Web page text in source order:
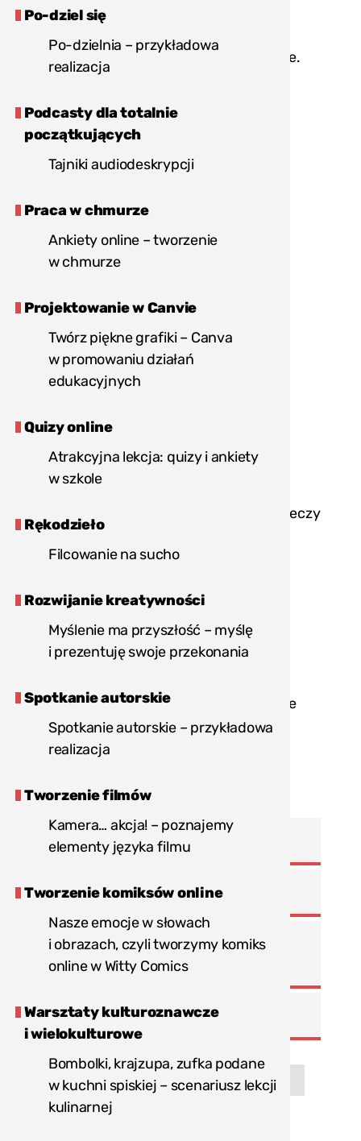
Po-dziel się
Po-dzielnia – przykładowa
realizacja
Podcasty dla totalnie
początkujących
Tajniki audiodeskrypcji
Praca w chmurze
Ankiety online – tworzenie
w chmurze
Projektowanie w Canvie
Twórz piękne grafiki – Canva
w promowaniu działań
edukacyjnych
Quizy online
Atrakcyjna lekcja: quizy i ankiety
w szkole
Rękodzieło
Filcowanie na sucho
Rozwijanie kreatywności
Myślenie ma przyszłość – myślę
i prezentuję swoje przekonania
Spotkanie autorskie
Spotkanie autorskie – przykładowa
realizacja
Tworzenie filmów
Kamera… akcja! – poznajemy
elementy języka filmu
Tworzenie komiksów online
Nasze emocje w słowach
i obrazach, czyli tworzymy komiks
online w Witty Comics
Warsztaty kulturoznawcze
i wielokulturowe
Bombolki, krajzupa, zufka podane
w kuchni spiskiej – scenariusz lekcji
kulinarnej
Przygotuj plakat promocyjny.
Przygotuj formularze zgłoszeniowe.
nagrody
Wypromuj wydarzenia w prasie
Realizacja:
Wprowadź uczestników/czki
do tematu, wyjaśnij zasad gry.
Rozdaj materiały (plany gry, mapy,
książki).
Ogłoś start gry miejskiej.
Zakończenie:
Zbierz wypełnione plany gry lub rzeczy
do znalezienia.
zwycięzców/czynie.
Ogłoś zwycięzców/czynie i wręcz
nagrody.
Zaproś uczestników/czki na kolejne
wspólne wydarzenie np. do lokalnego
kina.
metoda
gra miejska
grupa
dorośli,młodzież
temat
aktywizacja społeczności lokalnej
lokalna historia
miejsce
realizacji
miasto,offline
"Poprzednia
strona
Geocaching